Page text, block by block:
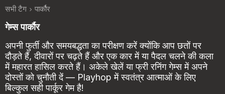
सभी टैग पार्कौर
गेम्स पार्कौर
अपनी फुर्ती और समयबद्धता का परीक्षण करें क्योंकि आप छतों पर
दौड़ते हैं, दीवारों पर चढ़ते हैं और एक कार में या पैदल चलने की कला
में महारत हासिल करते हैं। अकेले खेलें या फ्री रनिंग गेम्स में अपने
दोस्तों को चुनौती दें — Playhop में स्वतंत्र आत्माओं के लिए
बिल्कुल सही पार्कूर गेम है!